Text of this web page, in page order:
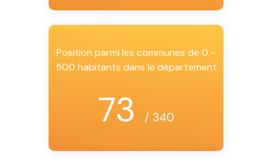
Position parmi les communes de 0 -
500 habitants dans le département
73 / 340